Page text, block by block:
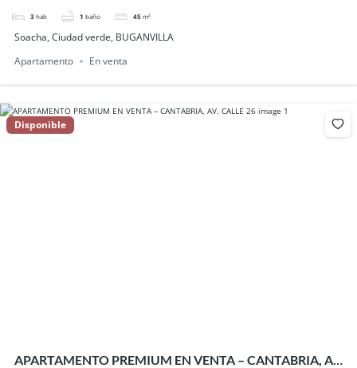
3 hab 1 baño 45 m²
Soacha, Ciudad verde, BUGANVILLA
Apartamento
En venta
Disponible
APARTAMENTO PREMIUM EN VENTA – CANTABRIA, AV.